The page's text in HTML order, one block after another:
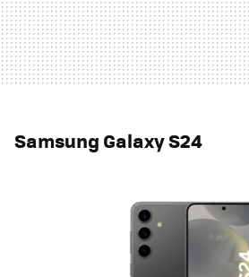
Samsung Galaxy S24